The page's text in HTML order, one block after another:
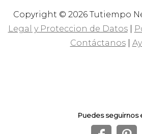
Copyright © 2026 Tutiempo
Legal y Proteccion de Datos|
Contáctanos|
Puedes seguirnos